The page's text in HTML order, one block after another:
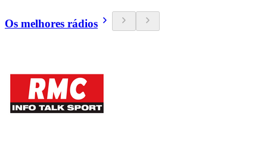
Os melhores rádios